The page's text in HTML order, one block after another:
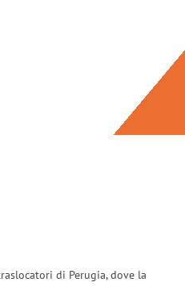
di Perugia, dove la